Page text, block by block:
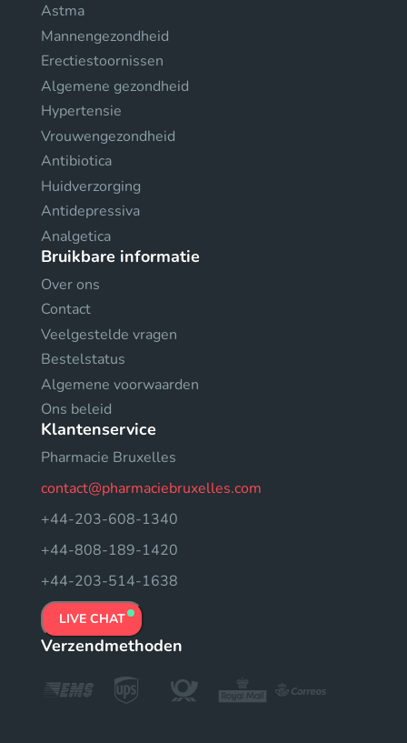
Astma
Mannengezondheid
Erectiestoornissen
Algemene gezondheid
Hypertensie
Vrouwengezondheid
Antibiotica
Huidverzorging
Antidepressiva
Analgetica
Bruikbare informatie
Over ons
Contact
Veelgestelde vragen
Bestelstatus
Algemene voorwaarden
Ons beleid
Klantenservice
Pharmacie Bruxelles
contact@pharmaciebruxelles.com
+44-203-608-1340
+44-808-189-1420
+44-203-514-1638
LIVE CHAT
Verzendmethoden